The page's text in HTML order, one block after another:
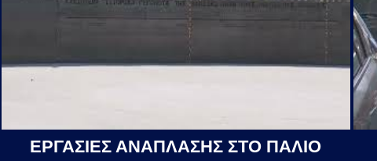
ΕΡΓΑΣΙΕΣ ΑΝΑΠΛΑΣΗΣ ΣΤΟ ΠΑΛΙΟ